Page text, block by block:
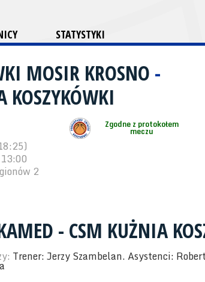
STATYSTYKI
MOSIR KROSNO -
KOSZYKÓWKI
Zgodne z protokołem
meczu
2
- CSM KUŻNIA
Trener: Jerzy Szambelan. Asystenci: